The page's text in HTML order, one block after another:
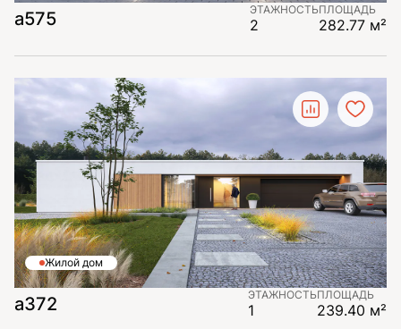
а575 ЭТАЖНОСТЬ
2
ПЛОЩАДЬ
282.77 м²
Жилой дом
а372 ЭТАЖНОСТЬ
1
ПЛОЩАДЬ
239.40 м²